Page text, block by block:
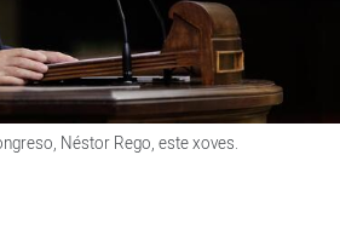
Néstor Rego, este xoves.